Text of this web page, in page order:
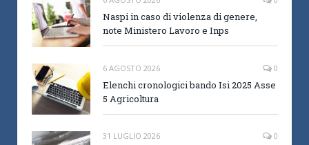
Naspi in caso di violenza di genere,
note Ministero Lavoro e Inps
6 AGOSTO 2026 0
Elenchi cronologici bando Isi 2025 Asse
5 Agricoltura
31 LUGLIO 2026 0